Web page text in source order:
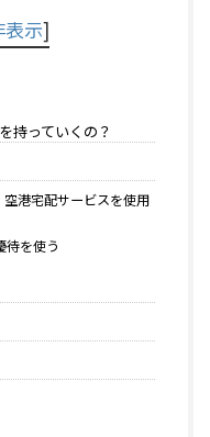
表示]
持っていくの？
港宅配サービスを使用
待を使う